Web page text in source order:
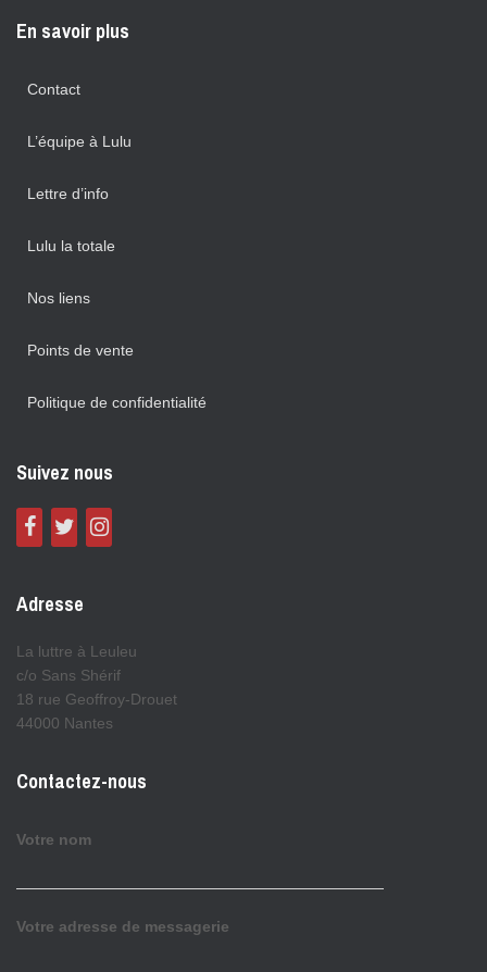
En savoir plus
Contact
L’équipe à Lulu
Lettre d’info
Lulu la totale
Nos liens
Points de vente
Politique de confidentialité
Suivez nous
Adresse
La luttre à Leuleu
c/o Sans Shérif
18 rue Geoffroy-Drouet
44000 Nantes
Contactez-nous
Votre nom
Votre adresse de messagerie